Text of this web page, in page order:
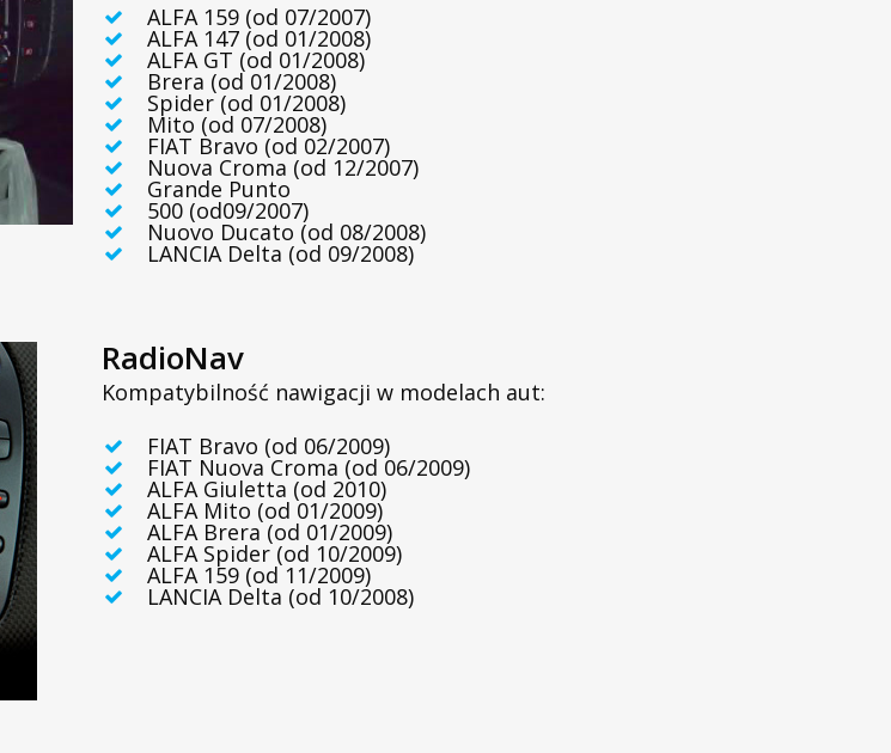
ALFA 159 (od 07/2007)
ALFA 147 (od 01/2008)
ALFA GT (od 01/2008)
Brera (od 01/2008)
Spider (od 01/2008)
Mito (od 07/2008)
FIAT Bravo (od 02/2007)
Nuova Croma (od 12/2007)
Grande Punto
500 (od09/2007)
Nuovo Ducato (od 08/2008)
LANCIA Delta (od 09/2008)
RadioNav
Kompatybilność nawigacji w modelach aut:
FIAT Bravo (od 06/2009)
FIAT Nuova Croma (od 06/2009)
ALFA Giuletta (od 2010)
ALFA Mito (od 01/2009)
ALFA Brera (od 01/2009)
ALFA Spider (od 10/2009)
ALFA 159 (od 11/2009)
LANCIA Delta (od 10/2008)